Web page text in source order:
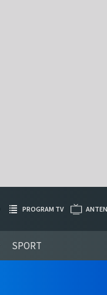
SPORT
PROGRAM TV